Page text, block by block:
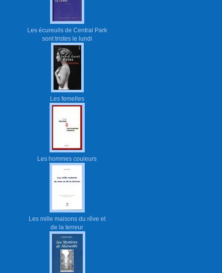
Les écureuils de Central Park
sont tristes le lundi
Les femelles
Les hommes couleurs
Les mille maisons du rêve et
de la terreur